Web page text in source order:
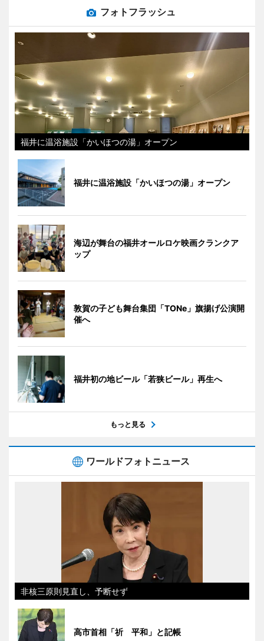
フォトフラッシュ
福井に温浴施設「かいほつの湯」オープン
福井に温浴施設「かいほつの湯」オープン
海辺が舞台の福井オールロケ映画クランクア
ップ
敦賀の子ども舞台集団「TONe」旗揚げ公演開
催へ
福井初の地ビール「若狭ビール」再生へ
もっと見る
ワールドフォトニュース
非核三原則見直し、予断せず
高市首相「祈 平和」と記帳